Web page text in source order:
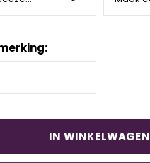
IN WINKELWAGEN